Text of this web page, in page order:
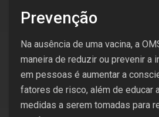
Prevenção
Na ausência de uma vacina, a
maneira de reduzir ou prevenir a
em pessoas é aumentar a
fatores de risco, além de educar
medidas a serem tomadas para